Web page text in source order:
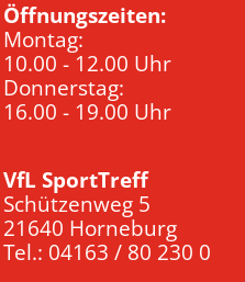
Öffnungszeiten:
Montag:
10.00 - 12.00 Uhr
Donnerstag:
16.00 - 19.00 Uhr
VfL SportTreff
Schützenweg 5
21640 Horneburg
Tel.: 04163 / 80 230 0